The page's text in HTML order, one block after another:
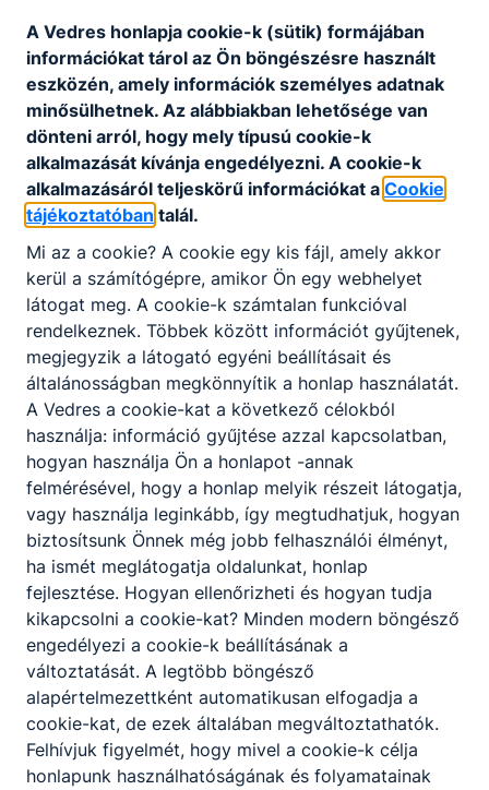
gazdaság igényeit és egyúttal fejlesszék tanulóink
kreatív gondolkodását.
A Vedres István Technikum a felnőttek szakmai
oktatásában résztvevőkkel együtt egy több, mint
600 fős közösség otthona. Aki felvételt nyer
hozzánk, tudásban, műveltségben gazdagodik, és
közben elsajátítja választott szakmája alapjait is.
Diákjaink számára Erasmus+ pályázati részvételi
lehetőséget, tanulmányi és sportversenyeken való
részvételt kínálunk; változatos szakmai és
közösségi programokkal összetartó közösséget
építünk. Célunk, hogy tanulóink szeressenek
iskolába járni és legyenek büszkék arra, hogy a
Vedres István Technikumban töltik diákéveiket.
Tóth Zoltán igazgató
A Vedres honlapja cookie-k (sütik) formájában
információkat tárol az Ön böngészésre használt
eszközén, amely információk személyes adatnak
minősülhetnek. Az alábbiakban lehetősége van
dönteni arról, hogy mely típusú cookie-k
alkalmazását kívánja engedélyezni. A cookie-k
alkalmazásáról teljeskörű információkat a Cookie
tájékoztatóban talál.
Mi az a cookie? A cookie egy kis fájl, amely akkor
kerül a számítógépre, amikor Ön egy webhelyet
látogat meg. A cookie-k számtalan funkcióval
rendelkeznek. Többek között információt gyűjtenek,
megjegyzik a látogató egyéni beállításait és
általánosságban megkönnyítik a honlap használatát.
A Vedres a cookie-kat a következő célokból
használja: információ gyűjtése azzal kapcsolatban,
hogyan használja Ön a honlapot -annak
felmérésével, hogy a honlap melyik részeit látogatja,
vagy használja leginkább, így megtudhatjuk, hogyan
biztosítsunk Önnek még jobb felhasználói élményt,
ha ismét meglátogatja oldalunkat, honlap
fejlesztése. Hogyan ellenőrizheti és hogyan tudja
kikapcsolni a cookie-kat? Minden modern böngésző
engedélyezi a cookie-k beállításának a
változtatását. A legtöbb böngésző
alapértelmezettként automatikusan elfogadja a
cookie-kat, de ezek általában megváltoztathatók.
Felhívjuk figyelmét, hogy mivel a cookie-k célja
honlapunk használhatóságának és folyamatainak